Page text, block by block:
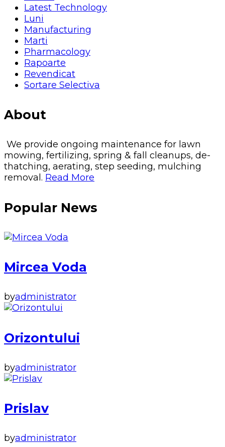
Latest Technology
Luni
Manufacturing
Marti
Pharmacology
Rapoarte
Revendicat
Sortare Selectiva
About
We provide ongoing maintenance for lawn
mowing, fertilizing, spring & fall cleanups, de-
thatching, aerating, step seeding, mulching
removal. Read More
Popular News
Mircea Voda
byadministrator
Orizontului
byadministrator
Prislav
byadministrator